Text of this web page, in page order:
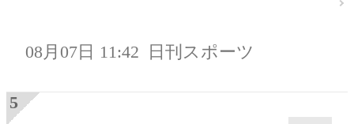
08月07日 11:42 日刊スポーツ